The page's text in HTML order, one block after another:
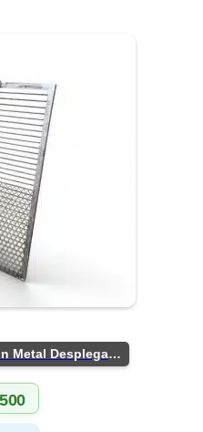
Parrilla De Hierro Con Metal Desplegado